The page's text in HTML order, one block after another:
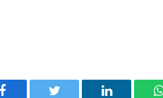
Facebook Twitter LinkedIn